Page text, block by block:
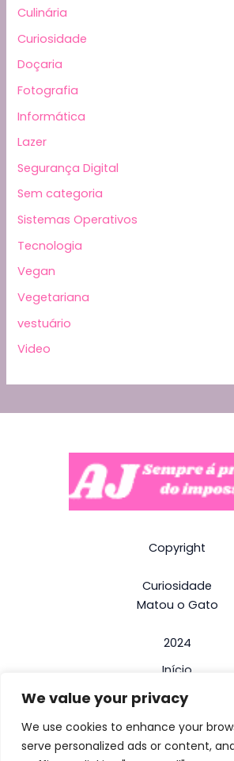
We value your privacy
We use cookies to enhance your
serve personalized ads or content,
Culinária
Curiosidade
Doçaria
Fotografia
Informática
Lazer
Segurança Digital
Sem categoria
Sistemas Operativos
Tecnologia
Vegan
Vegetariana
vestuário
Video
Copyright
Curiosidade
Matou o Gato
2024
Início
Termos e Condições
Politica de
Contactos